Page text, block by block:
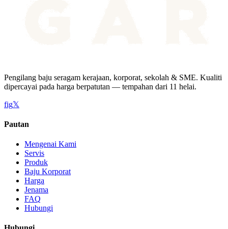
Pengilang baju seragam kerajaan, korporat, sekolah & SME. Kualiti
dipercayai pada harga berpatutan — tempahan dari 11 helai.
fig𝕏
Pautan
Mengenai Kami
Servis
Produk
Baju Korporat
Harga
Jenama
FAQ
Hubungi